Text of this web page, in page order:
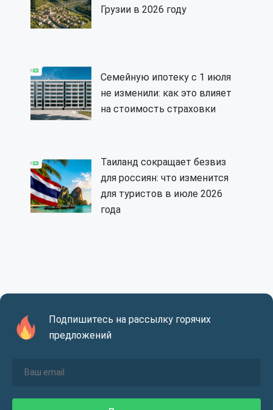
Грузии в 2026 году
Семейную ипотеку с 1 июля
не изменили: как это влияет
на стоимость страховки
Таиланд сокращает безвиз
для россиян: что изменится
для туристов в июле 2026
года
Подпишитесь на рассылку горячих
предложений